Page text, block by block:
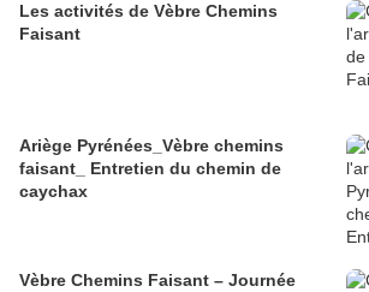
Les activités de Vèbre Chemins
Faisant
Ariège Pyrénées_Vèbre chemins
faisant_ Entretien du chemin de
caychax
Vèbre Chemins Faisant – Journée